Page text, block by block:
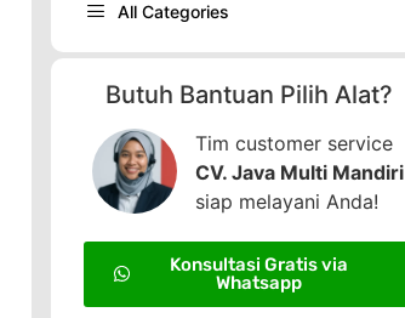
All Categories
Butuh Bantuan Pilih Alat?
Tim customer service
CV. Java Multi Mandiri
siap melayani Anda!
Konsultasi Gratis via
Whatsapp